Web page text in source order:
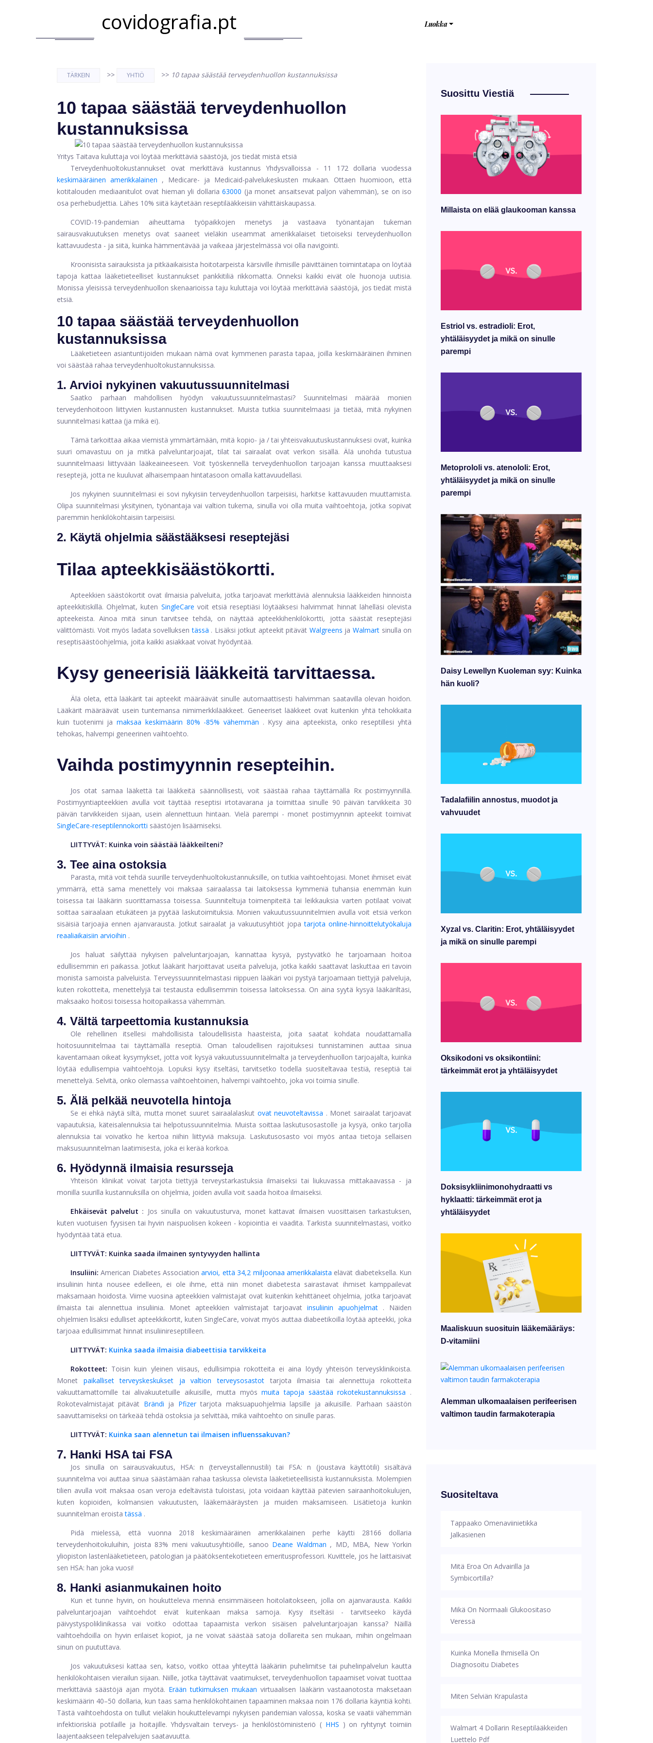
covidografia.pt Luokka
TÄRKEIN >> YHTIÖ >> 10 tapaa säästää terveydenhuollon kustannuksissa
10 tapaa säästää terveydenhuollon
kustannuksissa
Yritys Taitava kuluttaja voi löytää merkittäviä säästöjä, jos tiedät mistä etsiä
Terveydenhuoltokustannukset ovat merkittävä kustannus Yhdysvalloissa - 11 172 dollaria vuodessa
keskimääräinen amerikkalainen , Medicare- ja Medicaid-palvelukeskusten mukaan. Ottaen huomioon, että
kotitalouden mediaanitulot ovat hieman yli dollaria 63000 (ja monet ansaitsevat paljon vähemmän), se on iso
osa perhebudjettia. Lähes 10% siitä käytetään reseptilääkkeisiin vähittäiskaupassa.
COVID-19-pandemian aiheuttama työpaikkojen menetys ja vastaava työnantajan tukeman
sairausvakuutuksen menetys ovat saaneet vieläkin useammat amerikkalaiset tietoiseksi terveydenhuollon
kattavuudesta - ja siitä, kuinka hämmentävää ja vaikeaa järjestelmässä voi olla navigointi.
Kroonisista sairauksista ja pitkäaikaisista hoitotarpeista kärsiville ihmisille päivittäinen toimintatapa on löytää
tapoja kattaa lääketieteelliset kustannukset pankkitiliä rikkomatta. Onneksi kaikki eivät ole huonoja uutisia.
Monissa yleisissä terveydenhuollon skenaarioissa taju kuluttaja voi löytää merkittäviä säästöjä, jos tiedät mistä
etsiä.
10 tapaa säästää terveydenhuollon
kustannuksissa
Lääketieteen asiantuntijoiden mukaan nämä ovat kymmenen parasta tapaa, joilla keskimääräinen ihminen
voi säästää rahaa terveydenhuoltokustannuksissa.
1. Arvioi nykyinen vakuutussuunnitelmasi
Saatko parhaan mahdollisen hyödyn vakuutussuunnitelmastasi? Suunnitelmasi määrää monien
terveydenhoitoon liittyvien kustannusten kustannukset. Muista tutkia suunnitelmaasi ja tietää, mitä nykyinen
suunnitelmasi kattaa (ja mikä ei).
Tämä tarkoittaa aikaa viemistä ymmärtämään, mitä kopio- ja / tai yhteisvakuutuskustannuksesi ovat, kuinka
suuri omavastuu on ja mitkä palveluntarjoajat, tilat tai sairaalat ovat verkon sisällä. Älä unohda tutustua
suunnitelmaasi liittyvään lääkeaineeseen. Voit työskennellä terveydenhuollon tarjoajan kanssa muuttaaksesi
reseptejä, jotta ne kuuluvat alhaisempaan hintatasoon omalla kattavuudellasi.
Jos nykyinen suunnitelmasi ei sovi nykyisiin terveydenhuollon tarpeisiisi, harkitse kattavuuden muuttamista.
Olipa suunnitelmasi yksityinen, työnantaja vai valtion tukema, sinulla voi olla muita vaihtoehtoja, jotka sopivat
paremmin henkilökohtaisiin tarpeisiisi.
2. Käytä ohjelmia säästääksesi reseptejäsi
Tilaa apteekkisäästökortti.
Apteekkien säästökortit ovat ilmaisia ​​palveluita, jotka tarjoavat merkittäviä alennuksia lääkkeiden hinnoista
apteekkitiskillä. Ohjelmat, kuten SingleCare voit etsiä reseptiäsi löytääksesi halvimmat hinnat lähelläsi olevista
apteekeista. Ainoa mitä sinun tarvitsee tehdä, on näyttää apteekkihenkilökortti, jotta säästät reseptejäsi
välittömästi. Voit myös ladata sovelluksen tässä . Lisäksi jotkut apteekit pitävät Walgreens ja Walmart sinulla on
reseptisäästöohjelmia, joita kaikki asiakkaat voivat hyödyntää.
Kysy geneerisiä lääkkeitä tarvittaessa.
Älä oleta, että lääkärit tai apteekit määräävät sinulle automaattisesti halvimman saatavilla olevan hoidon.
Lääkärit määräävät usein tuntemansa nimimerkkilääkkeet. Geneeriset lääkkeet ovat kuitenkin yhtä tehokkaita
kuin tuotenimi ja maksaa keskimäärin 80% -85% vähemmän . Kysy aina apteekista, onko reseptillesi yhtä
tehokas, halvempi geneerinen vaihtoehto.
Vaihda postimyynnin resepteihin.
Jos otat samaa lääkettä tai lääkkeitä säännöllisesti, voit säästää rahaa täyttämällä Rx postimyynnillä.
Postimyyntiapteekkien avulla voit täyttää reseptisi irtotavarana ja toimittaa sinulle 90 päivän tarvikkeita 30
päivän tarvikkeiden sijaan, usein alennettuun hintaan. Vielä parempi - monet postimyynnin apteekit toimivat
SingleCare-reseptilennokortti säästöjen lisäämiseksi.
LIITTYVÄT: Kuinka voin säästää lääkkeilteni?
3. Tee aina ostoksia
Parasta, mitä voit tehdä suurille terveydenhuoltokustannuksille, on tutkia vaihtoehtojasi. Monet ihmiset eivät
ymmärrä, että sama menettely voi maksaa sairaalassa tai laitoksessa kymmeniä tuhansia enemmän kuin
toisessa tai lääkärin suorittamassa toisessa. Suunniteltuja toimenpiteitä tai leikkauksia varten potilaat voivat
soittaa sairaalaan etukäteen ja pyytää laskutoimituksia. Monien vakuutussuunnitelmien avulla voit etsiä verkon
sisäisiä tarjoajia ennen ajanvarausta. Jotkut sairaalat ja vakuutusyhtiöt jopa tarjota online-hinnoittelutyökaluja
reaaliaikaisiin arvioihin .
Jos haluat säilyttää nykyisen palveluntarjoajan, kannattaa kysyä, pystyvätkö he tarjoamaan hoitoa
edullisemmin eri paikassa. Jotkut lääkärit harjoittavat useita palveluja, jotka kaikki saattavat laskuttaa eri tavoin
monista samoista palveluista. Terveyssuunnitelmastasi riippuen lääkäri voi pystyä tarjoamaan tiettyjä palveluja,
kuten rokotteita, menettelyjä tai testausta edullisemmin toisessa laitoksessa. On aina syytä kysyä lääkäriltäsi,
maksaako hoitosi toisessa hoitopaikassa vähemmän.
4. Vältä tarpeettomia kustannuksia
Ole rehellinen itsellesi mahdollisista taloudellisista haasteista, joita saatat kohdata noudattamalla
hoitosuunnitelmaa tai täyttämällä reseptiä. Oman taloudellisen rajoituksesi tunnistaminen auttaa sinua
kaventamaan oikeat kysymykset, jotta voit kysyä vakuutussuunnitelmalta ja terveydenhuollon tarjoajalta, kuinka
löytää edullisempia vaihtoehtoja. Lopuksi kysy itseltäsi, tarvitsetko todella suositeltavaa testiä, reseptiä tai
menettelyä. Selvitä, onko olemassa vaihtoehtoinen, halvempi vaihtoehto, joka voi toimia sinulle.
5. Älä pelkää neuvotella hintoja
Se ei ehkä näytä siltä, ​​mutta monet suuret sairaalalaskut ovat neuvoteltavissa . Monet sairaalat tarjoavat
vapautuksia, käteisalennuksia tai helpotussuunnitelmia. Muista soittaa laskutusosastolle ja kysyä, onko tarjolla
alennuksia tai voivatko he kertoa niihin liittyviä maksuja. Laskutusosasto voi myös antaa tietoja sellaisen
maksusuunnitelman laatimisesta, joka ei kerää korkoa.
6. Hyödynnä ilmaisia ​​resursseja
Yhteisön klinikat voivat tarjota tiettyjä terveystarkastuksia ilmaiseksi tai liukuvassa mittakaavassa - ja
monilla suurilla kustannuksilla on ohjelmia, joiden avulla voit saada hoitoa ilmaiseksi.
Ehkäisevät palvelut : Jos sinulla on vakuutusturva, monet kattavat ilmaisen vuosittaisen tarkastuksen,
kuten vuotuisen fyysisen tai hyvin naispuolisen kokeen - kopiointia ei vaadita. Tarkista suunnitelmastasi, voitko
hyödyntää tätä etua.
LIITTYVÄT: Kuinka saada ilmainen syntyvyyden hallinta
Insuliini: American Diabetes Association arvioi, että 34,2 miljoonaa amerikkalaista elävät diabeteksella. Kun
insuliinin hinta nousee edelleen, ei ole ihme, että niin monet diabetesta sairastavat ihmiset kamppailevat
maksamaan hoidosta. Viime vuosina apteekkien valmistajat ovat kuitenkin kehittäneet ohjelmia, jotka tarjoavat
ilmaista tai alennettua insuliinia. Monet apteekkien valmistajat tarjoavat insuliinin apuohjelmat . Näiden
ohjelmien lisäksi edulliset apteekkikortit, kuten SingleCare, voivat myös auttaa diabeetikoilla löytää apteekki, joka
tarjoaa edullisimmat hinnat insuliinireseptilleen.
LIITTYVÄT: Kuinka saada ilmaisia ​​diabeettisia tarvikkeita
Rokotteet: Toisin kuin yleinen viisaus, edullisimpia rokotteita ei aina löydy yhteisön terveysklinikoista.
Monet
paikalliset terveyskeskukset ja valtion terveysosastot
tarjota ilmaisia ​​tai alennettuja rokotteita
vakuuttamattomille tai alivakuutetuille aikuisille, mutta myös muita tapoja säästää rokotekustannuksissa .
Rokotevalmistajat pitävät Brändi ja Pfizer tarjota maksuapuohjelmia lapsille ja aikuisille. Parhaan säästön
saavuttamiseksi on tärkeää tehdä ostoksia ja selvittää, mikä vaihtoehto on sinulle paras.
LIITTYVÄT: Kuinka saan alennetun tai ilmaisen influenssakuvan?
7. Hanki HSA tai FSA
Jos sinulla on sairausvakuutus,
HSA: n (terveystallennustili) tai FSA: n (joustava käyttötili) sisältävä
suunnitelma voi auttaa sinua säästämään rahaa taskussa olevista lääketieteellisistä kustannuksista. Molempien
tilien avulla voit maksaa osan veroja edeltävistä tuloistasi, jota voidaan käyttää pätevien sairaanhoitokulujen,
kuten kopioiden, kolmansien vakuutusten, lääkemääräysten ja muiden maksamiseen. Lisätietoja kunkin
suunnitelman eroistatässä .
Pidä mielessä, että vuonna 2018 keskimääräinen amerikkalainen perhe käytti 28166 dollaria
terveydenhoitokuluihin, joista 83% meni vakuutusyhtiöille, sanoo Deane Waldman , MD, MBA, New Yorkin
yliopiston lastenlääketieteen, patologian ja päätöksentekotieteen emeritusprofessori. Kuvittele, jos he laittaisivat
sen HSA: han joka vuosi!
8. Hanki asianmukainen hoito
Kun et tunne hyvin, on houkutteleva mennä ensimmäiseen hoitolaitokseen, jolla on ajanvarausta. Kaikki
palveluntarjoajan vaihtoehdot eivät kuitenkaan maksa samoja. Kysy itseltäsi - tarvitseeko käydä
päivystyspoliklinikassa vai voitko odottaa tapaamista verkon sisäisen palveluntarjoajan kanssa? Näillä
vaihtoehdoilla on hyvin erilaiset kopiot, ja ne voivat säästää satoja dollareita sen mukaan, mihin ongelmaan
sinun on puututtava.
Jos vakuutuksesi kattaa sen, katso, voitko ottaa yhteyttä lääkäriin puhelimitse tai puhelinpalvelun kautta
henkilökohtaisen vierailun sijaan. Niille, jotka täyttävät vaatimukset, terveydenhuollon tapaamiset voivat tuottaa
merkittäviä säästöjä ajan myötä. Erään tutkimuksen mukaan virtuaalisen lääkärin vastaanotosta maksetaan
keskimäärin 40–50 dollaria, kun taas sama henkilökohtainen tapaaminen maksaa noin 176 dollaria käyntiä kohti.
Tästä vaihtoehdosta on tullut vieläkin houkuttelevampi nykyisen pandemian valossa, koska se vaatii vähemmän
infektioriskiä potilaille ja hoitajille. Yhdysvaltain terveys- ja henkilöstöministeriö ( HHS ) on ryhtynyt toimiin
laajentaakseen telepalvelujen saatavuutta.
Suosittu Viestiä
Millaista on elää glaukooman kanssa
Estriol vs. estradioli: Erot,
yhtäläisyydet ja mikä on sinulle
parempi
Metoprololi vs. atenololi: Erot,
yhtäläisyydet ja mikä on sinulle
parempi
Daisy Lewellyn Kuoleman syy: Kuinka
hän kuoli?
Tadalafiilin annostus, muodot ja
vahvuudet
Xyzal vs. Claritin: Erot, yhtäläisyydet
ja mikä on sinulle parempi
Oksikodoni vs oksikontiini:
tärkeimmät erot ja yhtäläisyydet
Doksisykliinimonohydraatti vs
hyklaatti: tärkeimmät erot ja
yhtäläisyydet
Maaliskuun suosituin lääkemääräys:
D-vitamiini
Alemman ulkomaalaisen perifeerisen
valtimon taudin farmakoterapia
Suositeltava
Tappaako Omenaviinietikka
Jalkasienen
Mitä Eroa On Advairilla Ja
Symbicortilla?
Mikä On Normaali Glukoositaso
Veressä
Kuinka Monella Ihmisellä On
Diagnosoitu Diabetes
Miten Selviän Krapulasta
Walmart 4 Dollarin Reseptilääkkeiden
Luettelo Pdf